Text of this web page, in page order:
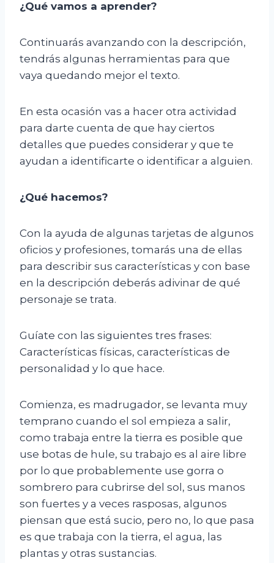
¿Qué vamos a aprender?
Continuarás avanzando con la descripción,
tendrás algunas herramientas para que
vaya quedando mejor el texto.
En esta ocasión vas a hacer otra actividad
para darte cuenta de que hay ciertos
detalles que puedes considerar y que te
ayudan a identificarte o identificar a alguien.
¿Qué hacemos?
Con la ayuda de algunas tarjetas de algunos
oficios y profesiones, tomarás una de ellas
para describir sus características y con base
en la descripción deberás adivinar de qué
personaje se trata.
Guíate con las siguientes tres frases:
Características físicas, características de
personalidad y lo que hace.
Comienza, es madrugador, se levanta muy
temprano cuando el sol empieza a salir,
como trabaja entre la tierra es posible que
use botas de hule, su trabajo es al aire libre
por lo que probablemente use gorra o
sombrero para cubrirse del sol, sus manos
son fuertes y a veces rasposas, algunos
piensan que está sucio, pero no, lo que pasa
es que trabaja con la tierra, el agua, las
plantas y otras sustancias.